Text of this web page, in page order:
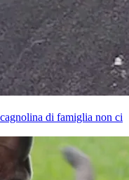
di famiglia non ci